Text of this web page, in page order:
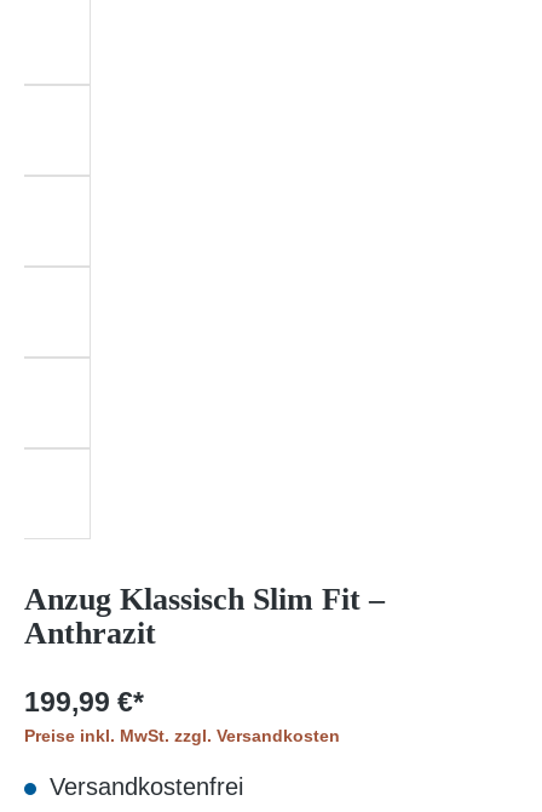
Anzug Klassisch Slim Fit –
Anthrazit
199,99 €*
Preise inkl. MwSt. zzgl. Versandkosten
Versandkostenfrei